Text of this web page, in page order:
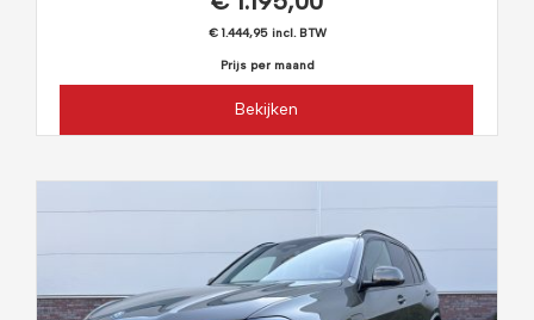
€ 1.444,95 incl. BTW
Prijs per maand
Bekijken